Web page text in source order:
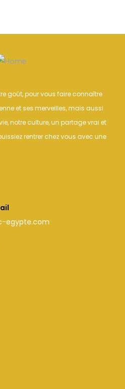
goût, pour vous faire connaître
et ses merveilles, mais aussi
notre culture, un partage vrai et
rentrer chez vous avec une
egypte.com